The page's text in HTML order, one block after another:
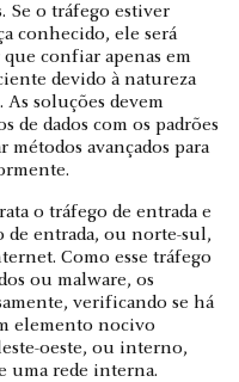
Se o tráfego estiver
conhecido, ele será
confiar apenas em
devido à natureza
As soluções devem
de dados com os padrões
métodos avançados para
o tráfego de entrada e
de entrada, ou norte-sul,
Como esse tráfego
ou malware, os
verificando se há
elemento nocivo
oeste, ou interno,
uma rede interna.